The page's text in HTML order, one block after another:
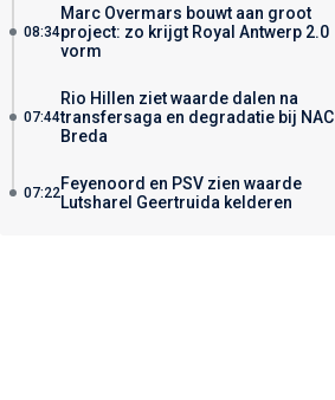
08:34
Marc Overmars bouwt aan groot
project: zo krijgt Royal Antwerp 2.0
vorm
07:44
Rio Hillen ziet waarde dalen na
transfersaga en degradatie bij NAC
Breda
07:22Feyenoord en PSV zien waarde
Lutsharel Geertruida kelderen